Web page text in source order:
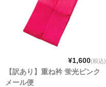
¥1,600(税込)
【訳あり】重ね衿 蛍光ピンク
メール便